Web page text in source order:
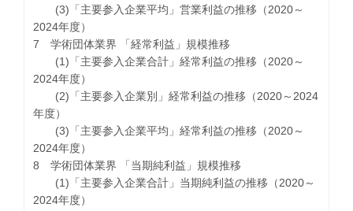
(3)「主要参入企業平均」営業利益の推移（2020～
2024年度）
7 学術団体業界 「経常利益」規模推移
(1)「主要参入企業合計」経常利益の推移（2020～
2024年度）
(2)「主要参入企業別」経常利益の推移（2020～2024
年度）
(3)「主要参入企業平均」経常利益の推移（2020～
2024年度）
8 学術団体業界 「当期純利益」規模推移
(1)「主要参入企業合計」当期純利益の推移（2020～
2024年度）